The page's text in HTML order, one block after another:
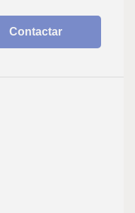
Contactar